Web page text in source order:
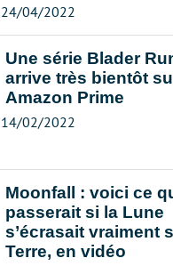
24/04/2022
Une série Blader
arrive très bientôt
Amazon Prime
14/02/2022
Moonfall : voici ce
passerait si la Lune
s’écrasait vraiment
Terre, en vidéo